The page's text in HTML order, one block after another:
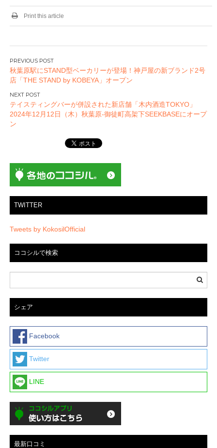
Print this article
投
稿
ナ
ビ
ゲ
ー
ン
秋葉原駅にSTAND型ベーカリーが登場！神戸屋の新ブランド2号
店「THE STAND by KOBEYA」オープン
テイスティングバーが併設された新店舗「木内酒造TOKYO」
2024年12月12日（木）秋葉原-御徒町高架下SEEKBASEにオープ
ン
TWITTER
Tweets by KokosilOfficial
ココシルで検索
シェア
Facebook
Twitter
LINE
最新口コミ